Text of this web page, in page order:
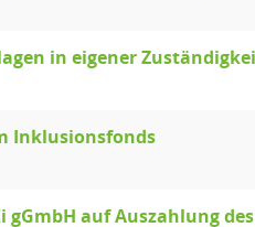
in eigener
Inklusionsfonds
gGmbH auf Auszahlung